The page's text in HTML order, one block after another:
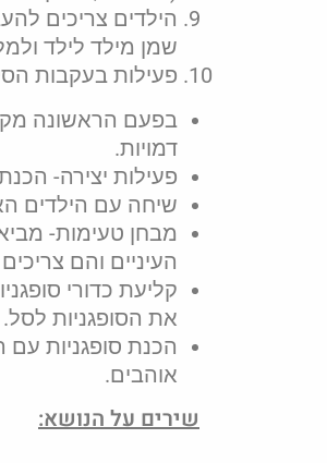
הילדים צריכים
שמן מילד לילד
פעילות בעקבות
בפעם הראשונה
דמויות.
פעילות יצירה- הכנת
שיחה עם הילדים
מבחן טעימות-
העיניים והם צריכים
קליעת כדורי
את הסופגניות לסל.
הכנת סופגניות עם
אוהבים.
שירים על הנושא: